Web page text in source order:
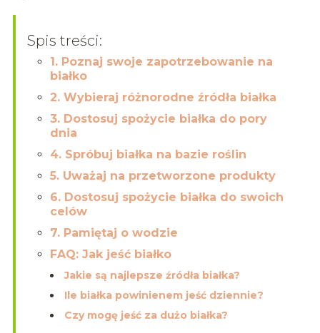
Spis treści:
1. Poznaj swoje zapotrzebowanie na
białko
2. Wybieraj różnorodne źródła białka
3. Dostosuj spożycie białka do pory
dnia
4. Spróbuj białka na bazie roślin
5. Uważaj na przetworzone produkty
6. Dostosuj spożycie białka do swoich
celów
7. Pamiętaj o wodzie
FAQ: Jak jeść białko
Jakie są najlepsze źródła białka?
Ile białka powinienem jeść dziennie?
Czy mogę jeść za dużo białka?